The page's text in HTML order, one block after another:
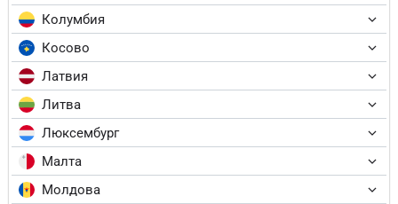
Колумбия
Косово
Латвия
Литва
Люксембург
Малта
Молдова